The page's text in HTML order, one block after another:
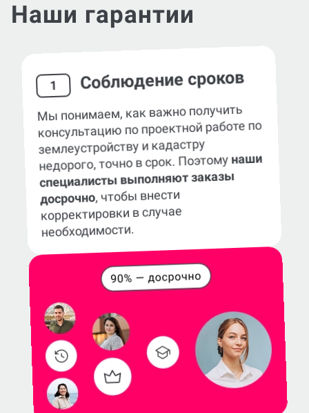
Наши гарантии
1 Соблюдение сроков
Мы понимаем, как важно получить
консультацию по проектной работе по
землеустройству и кадастру
недорого, точно в срок. Поэтому наши
специалисты выполняют заказы
досрочно, чтобы внести
корректировки в случае
необходимости.